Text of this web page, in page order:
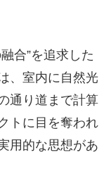
合”を追求した
、室内に自然光
通り道まで計算
トに目を奪われ
用的な思想があ